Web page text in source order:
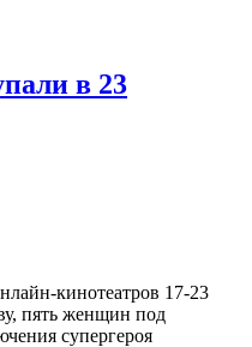
в 23
кинотеатров 17-23
пять женщин под
супергероя